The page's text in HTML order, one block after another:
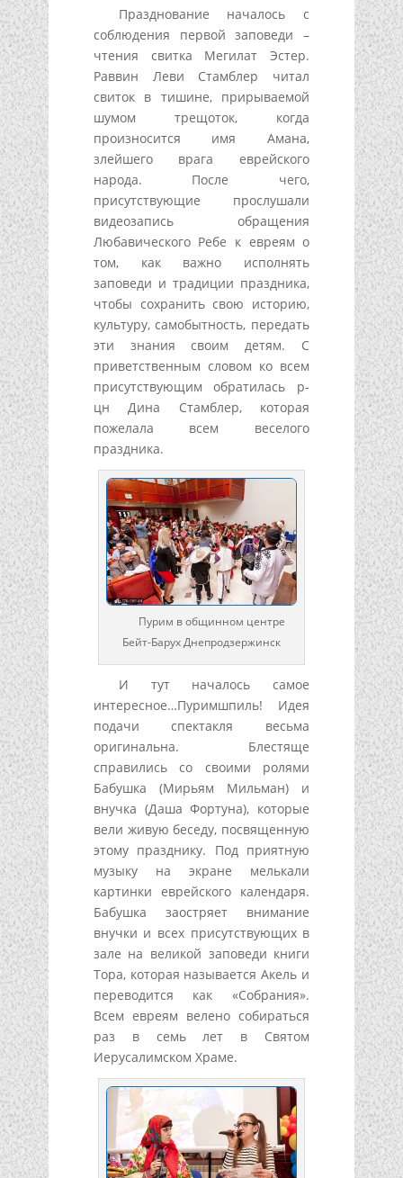
Празднование началось с
соблюдения первой заповеди –
чтения свитка Мегилат Эстер.
Раввин Леви Стамблер читал
свиток в тишине, прирываемой
шумом трещоток, когда
произносится имя Амана,
злейшего врага еврейского
народа. После чего,
присутствующие прослушали
видеозапись обращения
Любавического Ребе к евреям о
том, как важно исполнять
заповеди и традиции праздника,
чтобы сохранить свою историю,
культуру, самобытность, передать
эти знания своим детям. С
приветственным словом ко всем
присутствующим обратилась р-
цн Дина Стамблер, которая
пожелала всем веселого
праздника.
Пурим в общинном центре
Бейт-Барух Днепродзержинск
И тут началось самое
интересное…Пуримшпиль! Идея
подачи спектакля весьма
оригинальна. Блестяще
справились со своими ролями
Бабушка (Мирьям Мильман) и
внучка (Даша Фортуна), которые
вели живую беседу, посвященную
этому празднику. Под приятную
музыку на экране мелькали
картинки еврейского календаря.
Бабушка заостряет внимание
внучки и всех присутствующих в
зале на великой заповеди книги
Тора, которая называется Акель и
переводится как «Собрания».
Всем евреям велено собираться
раз в семь лет в Святом
Иерусалимском Храме.